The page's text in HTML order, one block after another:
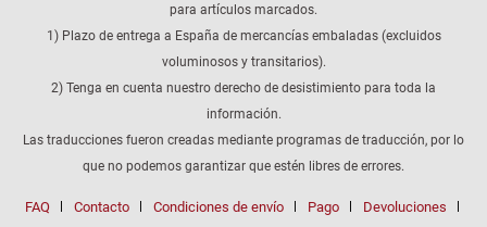
para artículos marcados.
1) Plazo de entrega a España de mercancías embaladas (excluidos
voluminosos y transitarios).
2) Tenga en cuenta nuestro derecho de desistimiento para toda la
información.
Las traducciones fueron creadas mediante programas de traducción, por lo
que no podemos garantizar que estén libres de errores.
FAQ Contacto Condiciones de envío Pago Devoluciones